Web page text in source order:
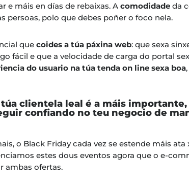
e máis en días de rebaixas. Acomodidade da
persoas, polo que debes poñer o foco nela.
quecoides a túa páxina web: que sexa
fácil e que a velocidade de carga do portal
do usuario na túa tenda on line sexa boa
túa clientela leal é a máis
confiando no teu negocio de
o Black Friday cada vez se estende máis
estes dous eventos agora que o e-
ambas ofertas.